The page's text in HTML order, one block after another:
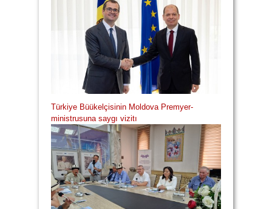
Türkiye Büükelçisinin Moldova Premyer-
ministrusuna saygı vizitı